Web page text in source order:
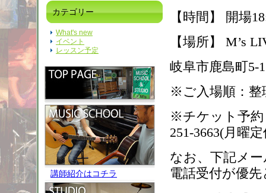
カテゴリー
What's new
イベント
レッスン予定
講師紹介はコチラ
【時間】 開場
【場所】
M’s
岐阜市鹿島町5-
※ご入場順：整
※チケット予約
251-3663(月曜
なお、下記メ
電話受付が優